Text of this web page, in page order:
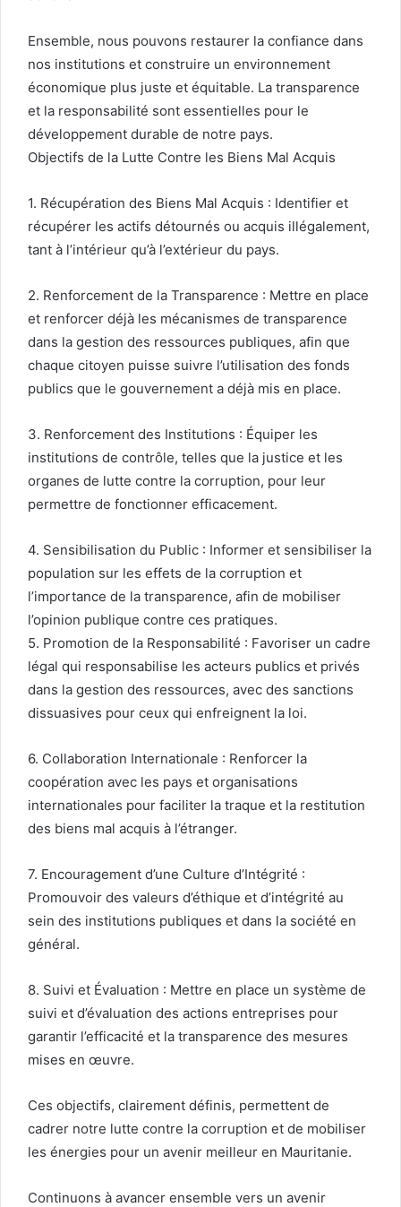
Ensemble, nous pouvons restaurer la confiance dans
nos institutions et construire un environnement
économique plus juste et équitable. La transparence
et la responsabilité sont essentielles pour le
développement durable de notre pays.
Objectifs de la Lutte Contre les Biens Mal Acquis
1. Récupération des Biens Mal Acquis : Identifier et
récupérer les actifs détournés ou acquis illégalement,
tant à l’intérieur qu’à l’extérieur du pays.
2. Renforcement de la Transparence : Mettre en place
et renforcer déjà les mécanismes de transparence
dans la gestion des ressources publiques, afin que
chaque citoyen puisse suivre l’utilisation des fonds
publics que le gouvernement a déjà mis en place.
3. Renforcement des Institutions : Équiper les
institutions de contrôle, telles que la justice et les
organes de lutte contre la corruption, pour leur
permettre de fonctionner efficacement.
4. Sensibilisation du Public : Informer et sensibiliser la
population sur les effets de la corruption et
l’importance de la transparence, afin de mobiliser
l’opinion publique contre ces pratiques.
5. Promotion de la Responsabilité : Favoriser un cadre
légal qui responsabilise les acteurs publics et privés
dans la gestion des ressources, avec des sanctions
dissuasives pour ceux qui enfreignent la loi.
6. Collaboration Internationale : Renforcer la
coopération avec les pays et organisations
internationales pour faciliter la traque et la restitution
des biens mal acquis à l’étranger.
7. Encouragement d’une Culture d’Intégrité :
Promouvoir des valeurs d’éthique et d’intégrité au
sein des institutions publiques et dans la société en
général.
8. Suivi et Évaluation : Mettre en place un système de
suivi et d’évaluation des actions entreprises pour
garantir l’efficacité et la transparence des mesures
mises en œuvre.
Ces objectifs, clairement définis, permettent de
cadrer notre lutte contre la corruption et de mobiliser
les énergies pour un avenir meilleur en Mauritanie.
Continuons à avancer ensemble vers un avenir